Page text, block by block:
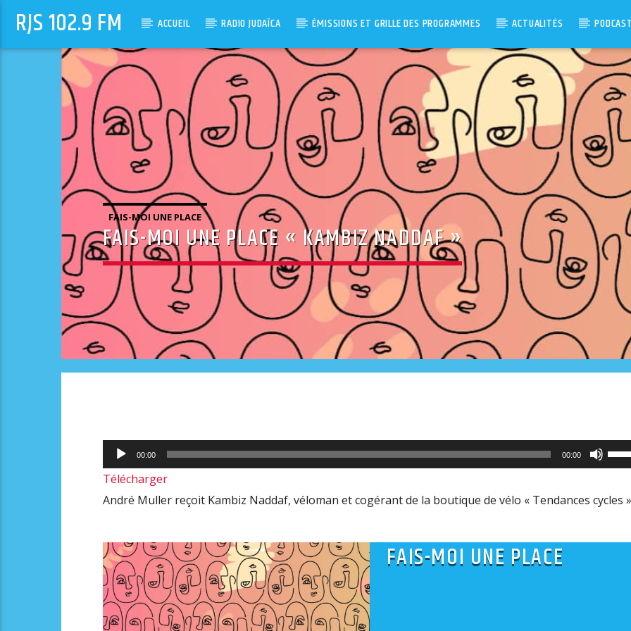
RJS 102.9 FM ACCUEIL RADIO JUDAÏCA ÉMISSIONS ET GRILLE DES PROGRAMMES ACTUALITÉS
FAIS-MOI UNE PLACE
FAIS-MOI UNE PLACE « KAMBIZ NADDAF »
Lecteur
audio
00:00 00:00
les
Télécharger
André Muller reçoit Kambiz Naddaf, véloman et cogérant de la boutique de vélo « Tendances cycles
FAIS-MOI UNE PLACE